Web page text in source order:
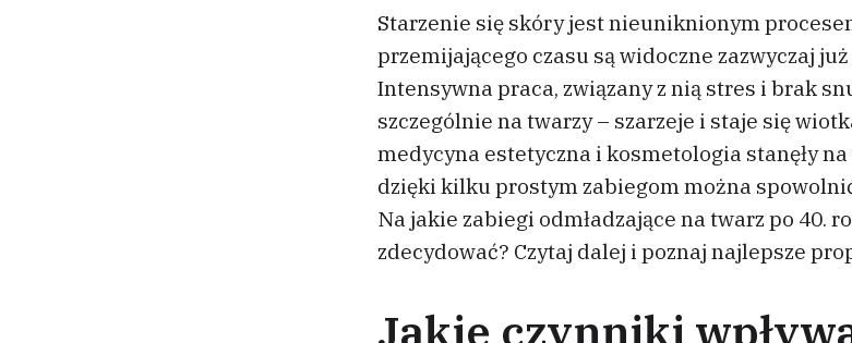
Starzenie się skóry jest nieuniknionym
przemijającego czasu są widoczne zazwyczaj
Intensywna praca, związany z nią stres i brak
szczególnie na twarzy – szarzeje i staje się
medycyna estetyczna i kosmetologia stanęły
dzięki kilku prostym zabiegom można
Na jakie zabiegi odmładzające na twarz po 40.
zdecydować? Czytaj dalej i poznaj najlepsze
Jakie czynniki